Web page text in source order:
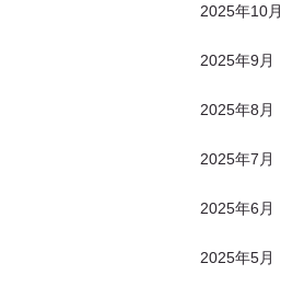
2025年10月
2025年9月
2025年8月
2025年7月
2025年6月
2025年5月